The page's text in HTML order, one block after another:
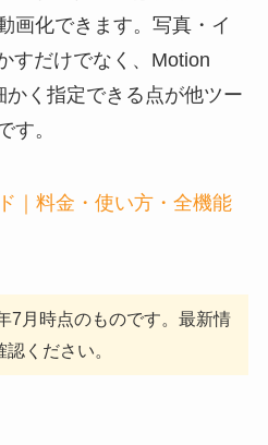
画化できます。写真・イ
すだけでなく、Motion
く指定できる点が他ツー
す。
｜料金・使い方・全機能
7月時点のものです。最新情
ください。